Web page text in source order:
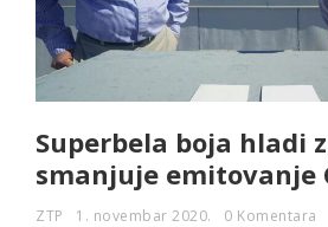
Superbela boja hladi
smanjuje emitovanje
ZTP 1. novembar 2020. 0 Komentara